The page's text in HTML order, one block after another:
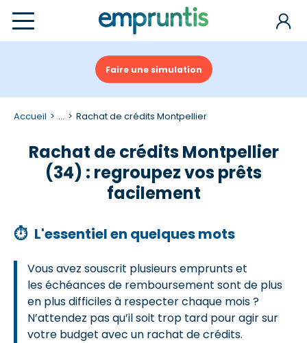
Faire une simulation
Accueil ... Rachat de crédits Montpellier
Rachat de crédits Montpellier
(34) : regroupez vos prêts
facilement
⏱ L'essentiel en quelques mots
Vous avez souscrit plusieurs emprunts et
les échéances de remboursement sont de plus
en plus difficiles à respecter chaque mois ?
N’attendez pas qu’il soit trop tard pour agir sur
votre budget avec un rachat de crédits.